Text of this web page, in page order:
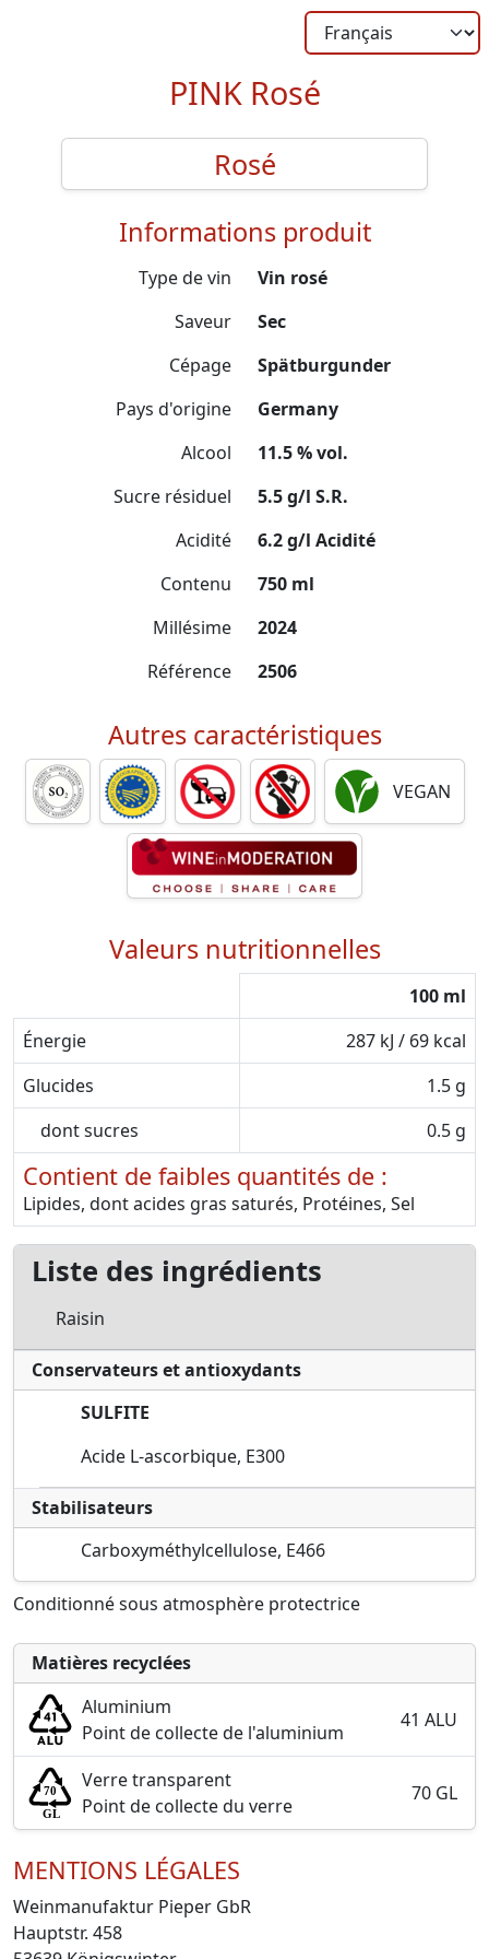
PINK Rosé
Rosé
Informations produit
Type de vin
Vin rosé
Saveur
Sec
Cépage
Spätburgunder
Pays d'origine
Germany
Alcool
11.5 % vol.
Sucre résiduel
5.5 g/l S.R.
Acidité
6.2 g/l Acidité
Contenu
750 ml
Millésime
2024
Référence
2506
Autres caractéristiques
VEGAN
Valeurs nutritionnelles
100 ml
Énergie
287 kJ / 69 kcal
Glucides
1.5 g
dont sucres
0.5 g
Contient de faibles quantités de :
Lipides, dont acides gras saturés, Protéines, Sel
Liste des ingrédients
Raisin
Conservateurs et antioxydants
SULFITE
Acide L-ascorbique, E300
Stabilisateurs
Carboxyméthylcellulose, E466
Conditionné sous atmosphère protectrice
Matières recyclées
Aluminium
Point de collecte de l'aluminium
41 ALU
Verre transparent
Point de collecte du verre
70 GL
MENTIONS LÉGALES
Weinmanufaktur Pieper GbR
Hauptstr. 458